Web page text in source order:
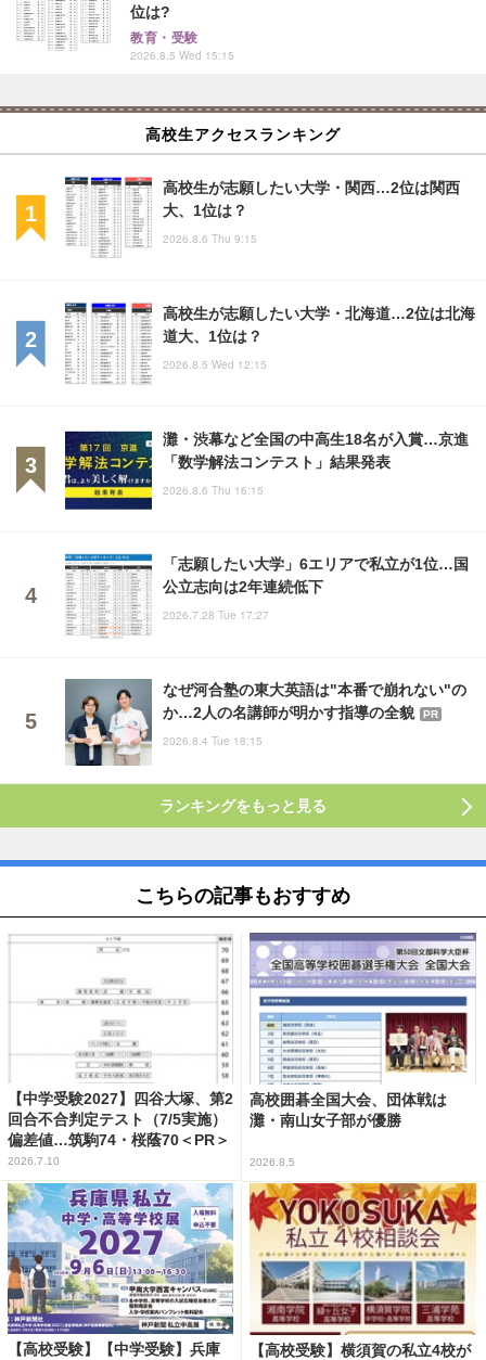
位は?
教育・受験
2026.8.5 Wed 15:15
高校生アクセスランキング
高校生が志願したい大学・関西…2位は関西
大、1位は？
2026.8.6 Thu 9:15
高校生が志願したい大学・北海道…2位は北海
道大、1位は？
2026.8.5 Wed 12:15
灘・渋幕など全国の中高生18名が入賞…京進
「数学解法コンテスト」結果発表
2026.8.6 Thu 16:15
「志願したい大学」6エリアで私立が1位…国
公立志向は2年連続低下
2026.7.28 Tue 17:27
なぜ河合塾の東大英語は"本番で崩れない"の
か…2人の名講師が明かす指導の全貌
PR
2026.8.4 Tue 18:15
ランキングをもっと見る
こちらの記事もおすすめ
【中学受験2027】四谷大塚、第2
回合不合判定テスト（7/5実施）
偏差値…筑駒74・桜蔭70＜PR＞
2026.7.10
高校囲碁全国大会、団体戦は
灘・南山女子部が優勝
2026.8.5
【高校受験】【中学受験】兵庫
【高校受験】横須賀の私立4校が